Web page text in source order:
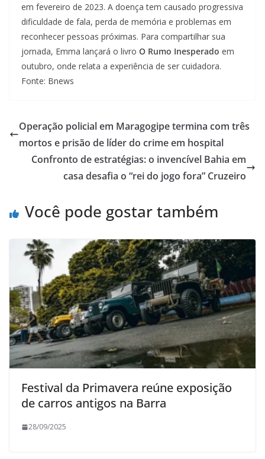
em fevereiro de 2023. A doença tem causado progressiva
dificuldade de fala, perda de memória e problemas em
reconhecer pessoas próximas. Para compartilhar sua
jornada, Emma lançará o livro O Rumo Inesperado em
outubro, onde relata a experiência de ser cuidadora.
Fonte: Bnews
Operação policial em Maragogipe termina com três
mortos e prisão de líder do crime em hospital
Confronto de estratégias: o invencível Bahia em
casa desafia o “rei do jogo fora” Cruzeiro
Você pode gostar também
Festival da Primavera reúne exposição
de carros antigos na Barra
28/09/2025